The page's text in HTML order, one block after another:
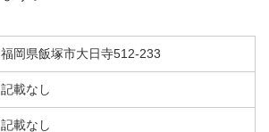
福岡県飯塚市大日寺512-233
記載なし
記載なし